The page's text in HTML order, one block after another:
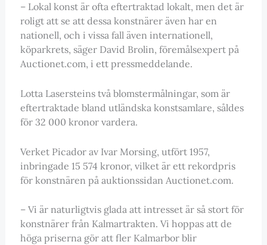
– Lokal konst är ofta eftertraktad lokalt, men det är
roligt att se att dessa konstnärer även har en
nationell, och i vissa fall även internationell,
köparkrets, säger David Brolin, föremålsexpert på
Auctionet.com, i ett pressmeddelande.
Lotta Lasersteins två blomstermålningar, som är
eftertraktade bland utländska konstsamlare, såldes
för 32 000 kronor vardera.
Verket Picador av Ivar Morsing, utfört 1957,
inbringade 15 574 kronor, vilket är ett rekordpris
för konstnären på auktionssidan Auctionet.com.
– Vi är naturligtvis glada att intresset är så stort för
konstnärer från Kalmartrakten. Vi hoppas att de
höga priserna gör att fler Kalmarbor blir